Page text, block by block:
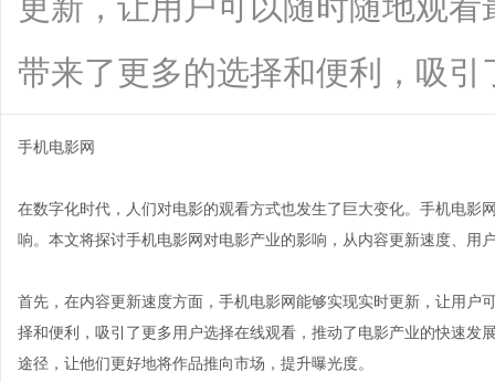
带来了更多的选择和便利，吸引
手机电影网
在数字化时代，人们对电影的观看方式也发生了巨大变化。手机电影
响。本文将探讨手机电影网对电影产业的影响，从内容更新速度、用
首先，在内容更新速度方面，手机电影网能够实现实时更新，让用户
择和便利，吸引了更多用户选择在线观看，推动了电影产业的快速发
途径，让他们更好地将作品推向市场，提升曝光度。